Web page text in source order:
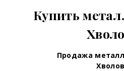
Купить
Продажа